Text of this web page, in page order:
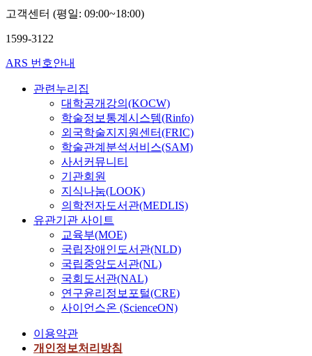
고객센터 (평일: 09:00~18:00)
1599-3122
ARS 번호안내
관련누리집
대학공개강의(KOCW)
학술정보통계시스템(Rinfo)
외국학술지지원센터(FRIC)
학술관계분석서비스(SAM)
사서커뮤니티
기관회원
지식나눔(LOOK)
의학전자도서관(MEDLIS)
유관기관 사이트
교육부(MOE)
국립장애인도서관(NLD)
국립중앙도서관(NL)
국회도서관(NAL)
연구윤리정보포털(CRE)
사이언스온 (ScienceON)
이용약관
개인정보처리방침